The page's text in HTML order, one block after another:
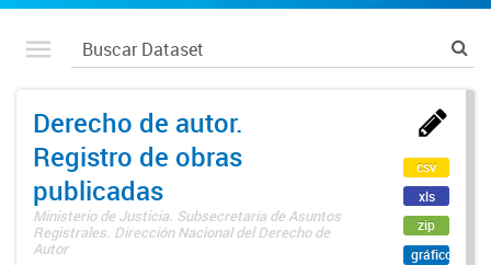
Derecho de autor.
Registro de obras
publicadas
Ministerio de Justicia. Subsecretaría de Asuntos
Registrales. Dirección Nacional del Derecho de
Autor
csv
xls
zip
gráfico